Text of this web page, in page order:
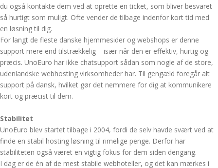
du også kontakte dem ved at oprette en ticket, som bliver besvaret
så hurtigt som muligt. Ofte vender de tilbage indenfor kort tid med
en løsning til dig.
For langt de fleste danske hjemmesider og webshops er denne
support mere end tilstrækkelig – især når den er effektiv, hurtig og
præcis. UnoEuro har ikke chatsupport sådan som nogle af de store,
udenlandske webhosting virksomheder har. Til gengæld foregår alt
support på dansk, hvilket gør det nemmere for dig at kommunikere
kort og præcist til dem.
Stabilitet
UnoEuro blev startet tilbage i 2004, fordi de selv havde svært ved at
finde en stabil hosting løsning til rimelige penge. Derfor har
stabiliteten også været en vigtig fokus for dem siden dengang.
I dag er de én af de mest stabile webhoteller, og det kan mærkes i